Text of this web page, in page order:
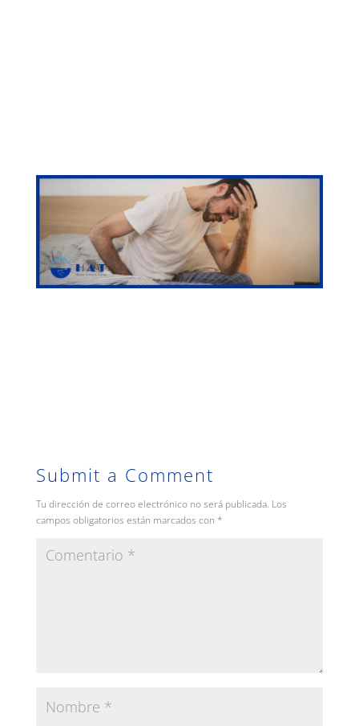
Submit a Comment
Tu dirección de correo electrónico no será publicada. Los
campos obligatorios están marcados con *